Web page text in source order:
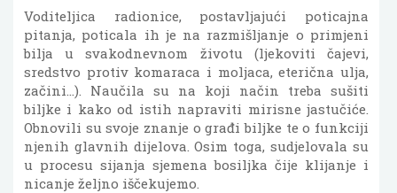
Voditeljica radionice, postavljajući poticajna
pitanja, poticala ih je na razmišljanje o primjeni
bilja u svakodnevnom životu (ljekoviti čajevi,
sredstvo protiv komaraca i moljaca, eterična ulja,
začini...). Naučila su na koji način treba sušiti
biljke i kako od istih napraviti mirisne jastučiće.
Obnovili su svoje znanje o građi biljke te o funkciji
njenih glavnih dijelova. Osim toga, sudjelovala su
u procesu sijanja sjemena bosiljka čije klijanje i
nicanje željno iščekujemo.